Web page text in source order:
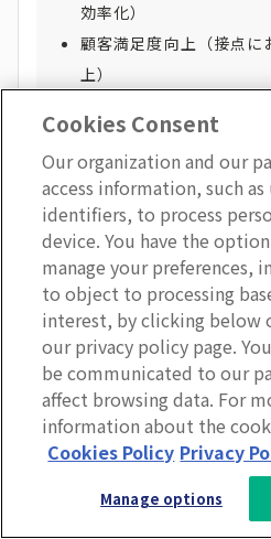
効率化）
顧客満足度向上（接点に
上）
業文化の魅力）
また、ロイヤリティの高さは
「投資の成果の安定性」を示
ります。こうした観点から、
足”という情緒的なテーマでは
支える戦略資源であると位置
そのうえで、「短期KPI（サー
期KGI（人材定着率や評価・
を整理し、フェーズに応じた
し込むと、社内合意も得やす
3
サ
Cookies Consent
Our organization and our
access information, such
identifiers, to process
device. You have the
manage your preferences,
to object to processing
interest, by clicking below
our privacy policy page.
be communicated to our
affect browsing data. For
information about the
Cookies Policy Privacy
Manage options